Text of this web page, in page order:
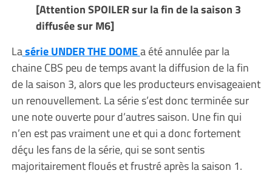
[Attention SPOILER sur la fin de la saison 3
diffusée sur M6]
Lasérie UNDER THE DOMEa été annulée par la
chaine CBS peu de temps avant la diffusion de la fin
de la saison 3, alors que les producteurs envisageaient
un renouvellement. La série s’est donc terminée sur
une note ouverte pour d’autres saison. Une fin qui
n’en est pas vraiment une et qui a donc fortement
déçu les fans de la série, qui se sont sentis
majoritairement floués et frustré après la saison 1.